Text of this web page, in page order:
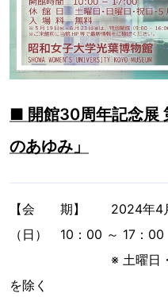
■ 開館30周年記念展
のあゆみ」
【会 期】 2024年4月
（日） 10：00 ～ 17：00
※ 土曜日・日曜日
を除く